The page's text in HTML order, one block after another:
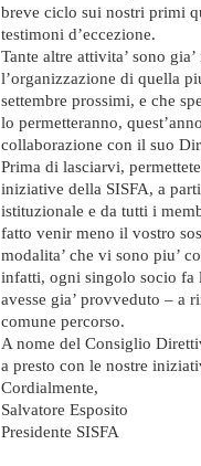
breve ciclo sui nostri primi
testimoni d’eccezione.
Tante altre attivita’ sono
l’organizzazione di quella
settembre prossimi, e che
lo permetteranno,
collaborazione con il suo
Prima di lasciarvi,
iniziative della SISFA, a
istituzionale e da tutti i
fatto venir meno il vostro
modalita’ che vi sono piu’
infatti, ogni singolo socio fa
avesse gia’ provveduto – a
comune percorso.
A nome del Consiglio
a presto con le nostre
Cordialmente,
Salvatore Esposito
Presidente SISFA